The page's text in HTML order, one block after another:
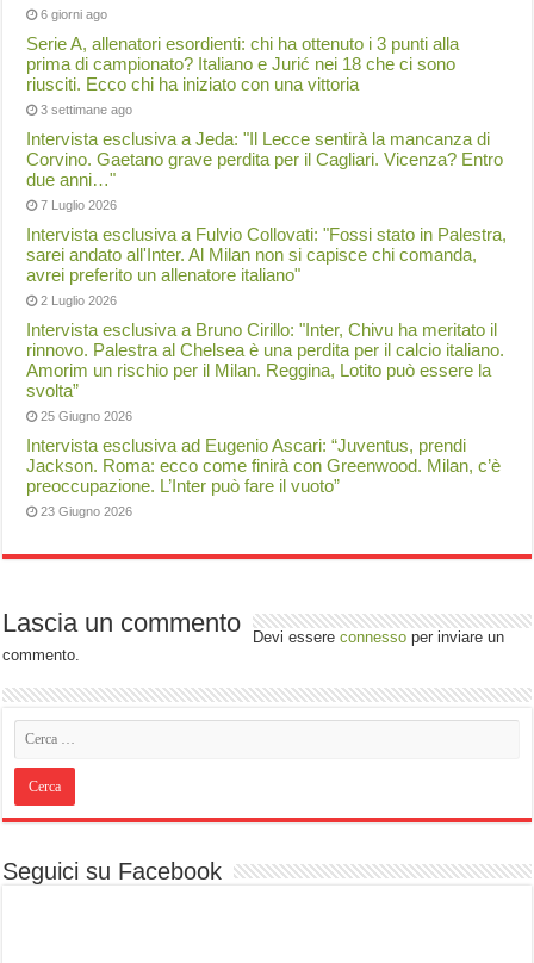
6 giorni ago
Serie A, allenatori esordienti: chi ha ottenuto i 3 punti alla
prima di campionato? Italiano e Jurić nei 18 che ci sono
riusciti. Ecco chi ha iniziato con una vittoria
3 settimane ago
Intervista esclusiva a Jeda: "Il Lecce sentirà la mancanza di
Corvino. Gaetano grave perdita per il Cagliari. Vicenza? Entro
due anni…"
7 Luglio 2026
Intervista esclusiva a Fulvio Collovati: "Fossi stato in Palestra,
sarei andato all'Inter. Al Milan non si capisce chi comanda,
avrei preferito un allenatore italiano"
2 Luglio 2026
Intervista esclusiva a Bruno Cirillo: "Inter, Chivu ha meritato il
rinnovo. Palestra al Chelsea è una perdita per il calcio italiano.
Amorim un rischio per il Milan. Reggina, Lotito può essere la
svolta”
25 Giugno 2026
Intervista esclusiva ad Eugenio Ascari: “Juventus, prendi
Jackson. Roma: ecco come finirà con Greenwood. Milan, c’è
preoccupazione. L’Inter può fare il vuoto”
23 Giugno 2026
Lascia un commento Devi essereconnesso per inviare un
commento.
Seguici su Facebook